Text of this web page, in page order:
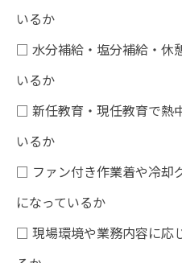
いるか
□ 水分補給・塩分補給・休
いるか
□ 新任教育・現任教育で熱
いるか
□ ファン付き作業着や冷却
になっているか
□ 現場環境や業務内容に応